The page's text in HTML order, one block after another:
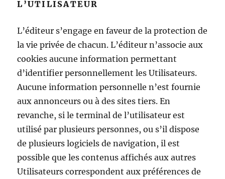
L’UTILISATEUR
L’éditeur s’engage en faveur de la protection de
la vie privée de chacun. L’éditeur n’associe aux
cookies aucune information permettant
d’identifier personnellement les Utilisateurs.
Aucune information personnelle n’est fournie
aux annonceurs ou à des sites tiers. En
revanche, si le terminal de l’utilisateur est
utilisé par plusieurs personnes, ou s’il dispose
de plusieurs logiciels de navigation, il est
possible que les contenus affichés aux autres
Utilisateurs correspondent aux préférences de